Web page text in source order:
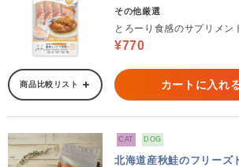
その他厳選
とろーり食感のサプリメン
¥770
商品比較リスト カートに入れ
CAT DOG
北海道産秋鮭のフリーズ